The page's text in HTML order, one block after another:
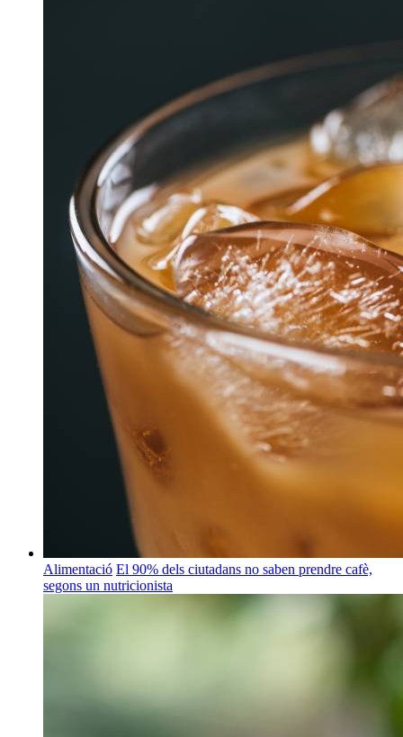
Alimentació El 90% dels ciutadans no saben prendre cafè,
segons un nutricionista